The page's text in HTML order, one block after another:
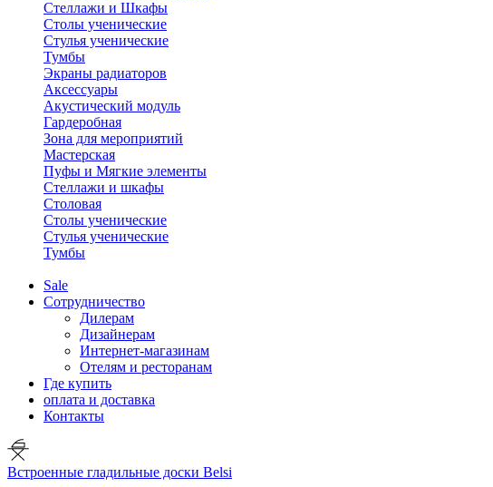
Стеллажи и Шкафы
Столы ученические
Стулья ученические
Тумбы
Экраны радиаторов
Аксессуары
Акустический модуль
Гардеробная
Зона для мероприятий
Мастерская
Пуфы и Мягкие элементы
Стеллажи и шкафы
Столовая
Столы ученические
Стулья ученические
Тумбы
Sale
Сотрудничество
Дилерам
Дизайнерам
Интернет-магазинам
Отелям и ресторанам
Где купить
оплата и доставка
Контакты
Встроенные гладильные доски Belsi